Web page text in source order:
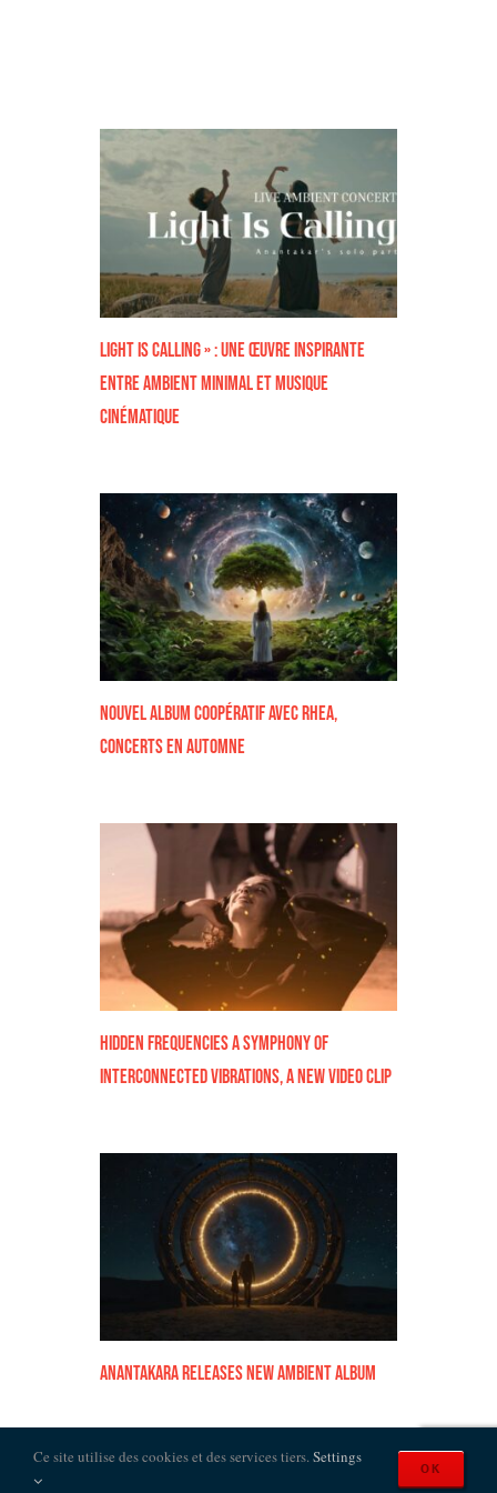
Light Is Calling » : Une Œuvre inspirante
Entre Ambient Minimal et Musique
Cinématique
nouvel album coopératif avec Rhea,
concerts en automne
Hidden Frequencies a symphony of
interconnected vibrations, a new video clip
Anantakara Releases New Ambient Album
Ce site utilise des cookies et des services tiers.Settings
OK